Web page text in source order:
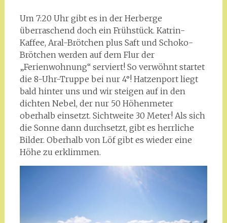
Um 7:20 Uhr gibt es in der Herberge
überraschend doch ein Frühstück. Katrin-
Kaffee, Aral-Brötchen plus Saft und Schoko-
Brötchen werden auf dem Flur der
„Ferienwohnung“ serviert! So verwöhnt startet
die 8-Uhr-Truppe bei nur 4°! Hatzenport liegt
bald hinter uns und wir steigen auf in den
dichten Nebel, der nur 50 Höhenmeter
oberhalb einsetzt. Sichtweite 30 Meter! Als sich
die Sonne dann durchsetzt, gibt es herrliche
Bilder. Oberhalb von Löf gibt es wieder eine
Höhe zu erklimmen.